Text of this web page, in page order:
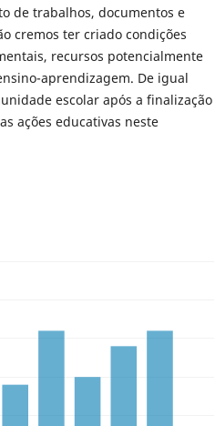
de trabalhos, documentos e
cremos ter criado condições
recursos potencialmente
aprendizagem. De igual
escolar após a finalização
ações educativas neste